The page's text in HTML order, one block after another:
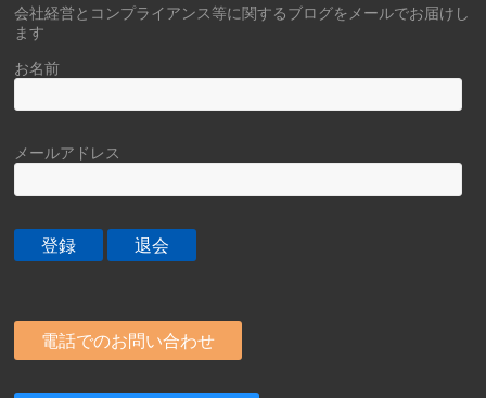
会社経営とコンプライアンス等に関するブログをメールでお届けし
ます
お名前
メールアドレス
電話でのお問い合わせ